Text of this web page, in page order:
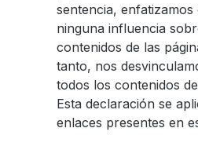
sentencia,
ninguna influencia
contenidos de las
tanto, nos
todos los contenidos
Esta declaración se
enlaces presentes en